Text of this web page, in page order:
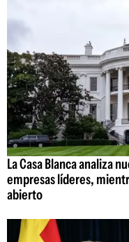
La Casa Blanca analiza
empresas líderes,
abierto